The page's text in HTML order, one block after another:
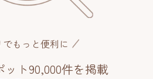
でもっと便利に
ット90,000件を掲載